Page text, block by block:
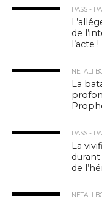
PASS -
de
l’acte !
NETALI
La
PASS -
La
de
NETALI